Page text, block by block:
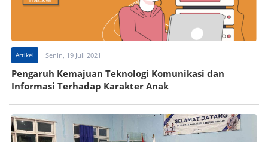
Artikel Senin, 19 Juli 2021
Pengaruh Kemajuan Teknologi Komunikasi dan
Informasi Terhadap Karakter Anak